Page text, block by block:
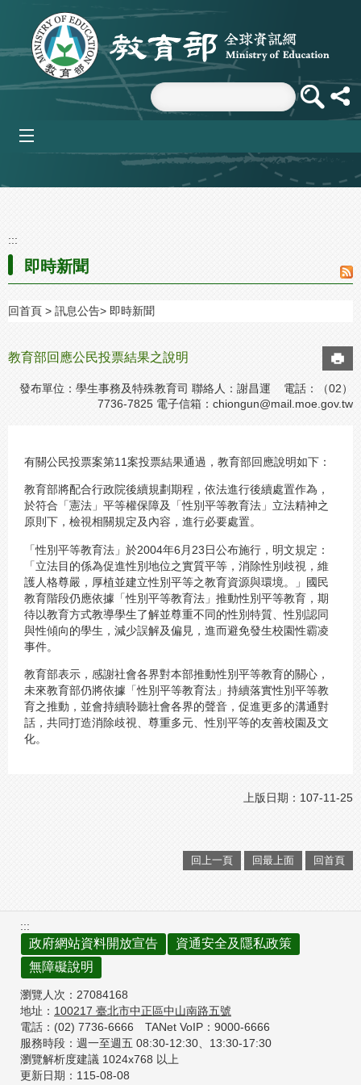
跳到主要內容區塊
:::
即時新聞
回首頁 訊息公告 即時新聞
教育部回應公民投票結果之說明
發布單位：學生事務及特殊教育司 聯絡人：謝昌運 電話：（02）
7736-7825 電子信箱： chiongun@mail.moe.gov.tw
有關公民投票案第11案投票結果通過，教育部回應說明如下：
教育部將配合行政院後續規劃期程，依法進行後續處置作為，
於符合「憲法」平等權保障及「性別平等教育法」立法精神之
原則下，檢視相關規定及內容，進行必要處置。
「性別平等教育法」於2004年6月23日公布施行，明文規定：
「立法目的係為促進性別地位之實質平等，消除性別歧視，維
護人格尊嚴，厚植並建立性別平等之教育資源與環境。」國民
教育階段仍應依據「性別平等教育法」推動性別平等教育，期
待以教育方式教導學生了解並尊重不同的性別特質、性別認同
與性傾向的學生，減少誤解及偏見，進而避免發生校園性霸凌
事件。
教育部表示，感謝社會各界對本部推動性別平等教育的關心，
未來教育部仍將依據「性別平等教育法」持續落實性別平等教
育之推動，並會持續聆聽社會各界的聲音，促進更多的溝通對
話，共同打造消除歧視、尊重多元、性別平等的友善校園及文
化。
上版日期：107-11-25
回上一頁 回最上面 回首頁
:::
政府網站資料開放宣告
資通安全及隱私政策
無障礙說明
瀏覽人次： 27084168
地址： 100217 臺北市中正區中山南路五號
電話：(02) 7736-6666 TANet VoIP：9000-6666
服務時段：週一至週五 08:30-12:30、 13:30-17:30
瀏覽解析度建議 1024x768 以上
更新日期： 115-08-08